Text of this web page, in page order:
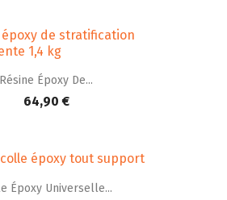
Résine Époxy De...
64,90 €
Époxy Universelle...